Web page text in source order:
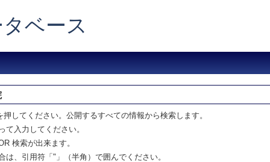
ベース
してください。公開するすべての情報から検索します。
入力してください。
検索が出来ます。
、引用符「"」（半角）で囲んでください。